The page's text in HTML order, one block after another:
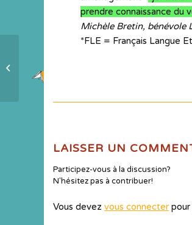
prendre connaissance du
Michèle Bretin, bénévole
*FLE = Français Langue
LAISSER UN
Participez-vous à la discussion?
N'hésitez pas à contribuer!
Vous devez vous connecter pour
idées de Suisse